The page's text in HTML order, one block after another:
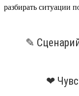
разбирать ситуации
✎
❤